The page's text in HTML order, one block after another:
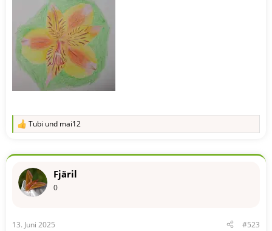
R
k
o
:
Tubi und mai12
Fjäril
0
13. Juni 2025 #523